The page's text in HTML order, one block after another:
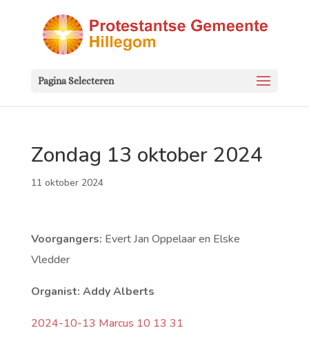
Pagina Selecteren
Zondag 13 oktober 2024
11 oktober 2024
Voorgangers: Evert Jan Oppelaar en Elske
Vledder
Organist: Addy Alberts
2024-10-13 Marcus 10 13 31